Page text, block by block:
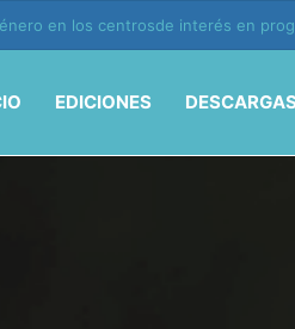
de la IA
EDICIONES DESCARGAS